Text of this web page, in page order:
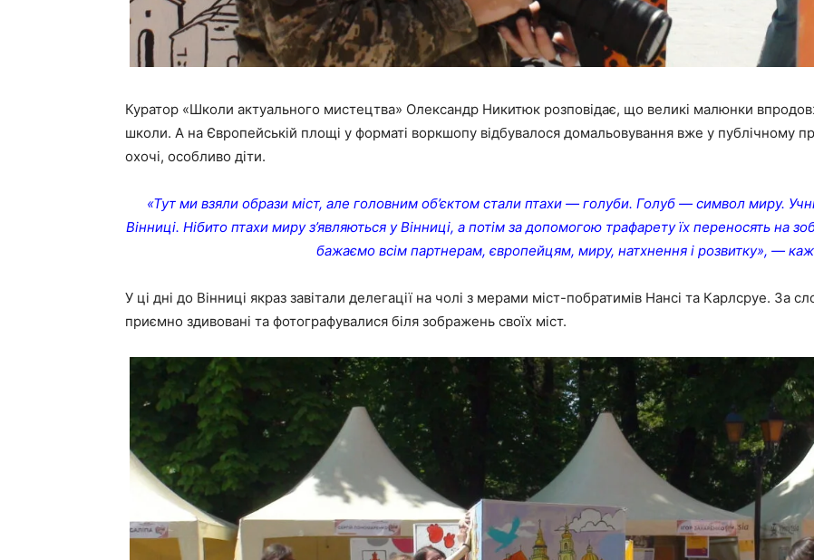
Куратор «Школи актуального мистецтва» Олександр Никитюк розповідає, що великі малюнки
школи. А на Європейській площі у форматі воркшопу відбувалося домальовування вже у публічному
охочі, особливо діти.
«Тут ми взяли образи міст, але головним об’єктом стали птахи — голуби. Голуб — символ миру.
Вінниці. Нібито птахи миру з’являються у Вінниці, а потім за допомогою трафарету їх переносять на
бажаємо всім партнерам, європейцям, миру, натхнення і розвитку», —
У ці дні до Вінниці якраз завітали делегації на чолі з мерами міст-побратимів Нансі та Карлсруе. За
приємно здивовані та фотографувалися біля зображень своїх міст.